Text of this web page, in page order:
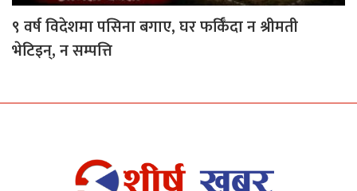
९ वर्ष विदेशमा पसिना बगाए, घर फर्किँदा न श्रीमती
भेटिइन्, न सम्पत्ति